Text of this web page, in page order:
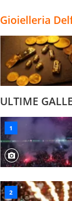
Gioielleria
ULTIME